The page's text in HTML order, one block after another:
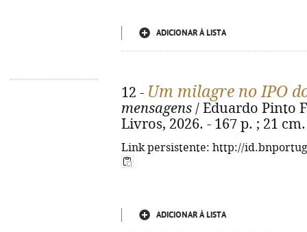
ADICIONAR À LISTA
12 - Um milagre no IPO
mensagens / Eduardo Pinto
Livros, 2026. - 167 p. ; 21
Link persistente: http://
ADICIONAR À LISTA